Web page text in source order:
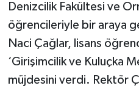
Denizcilik Fakültesi ve
öğrencileriyle bir araya
Naci Çağlar, lisans
‘Girişimcilik ve Kuluçka
müjdesini verdi. Rektör